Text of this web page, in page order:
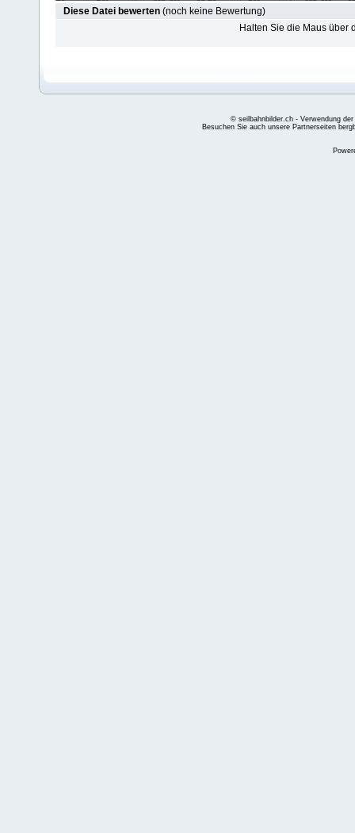
Diese Datei bewerten (noch keine Bewertung)
Halten Sie die Maus über
© seilbahnbilder.ch - Verwendung
Besuchen Sie auch unsere Partnerseiten